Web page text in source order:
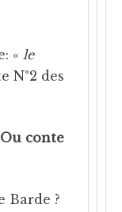
« le
N°2 des
conte
Barde ?